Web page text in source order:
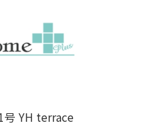
号 YH terrace